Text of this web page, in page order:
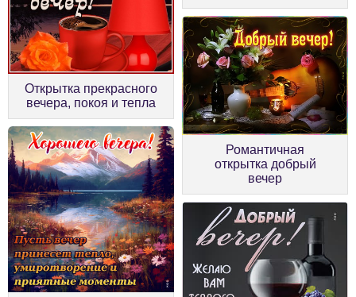
Открытка прекрасного
вечера, покоя и тепла
Романтичная
открытка добрый
вечер